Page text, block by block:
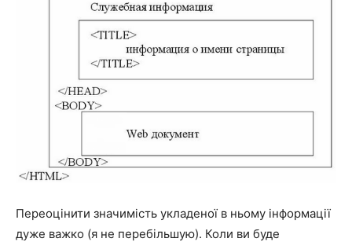
Переоцінити значимість укладеної в ньому інформації
дуже важко (я не перебільшую). Коли ви буде